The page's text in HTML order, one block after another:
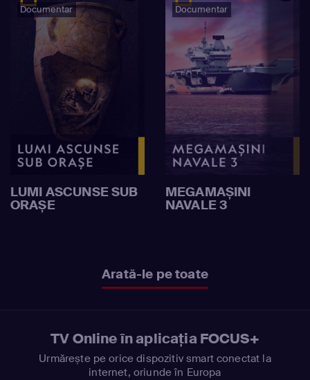
Documentar
LUMI ASCUNSE SUB
ORAȘE
Documentar
MEGAMAȘINI
NAVALE 3
Arată-le pe toate
TV Online în aplicația FOCUS+
Urmărește pe orice dispozitiv smart conectat la
internet, oriunde în Europa